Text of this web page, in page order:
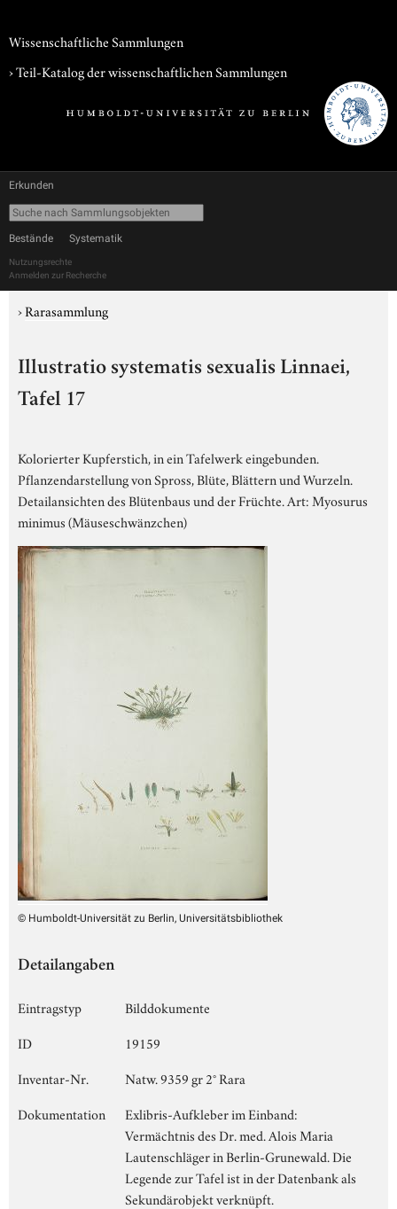
Wissenschaftliche Sammlungen
› Teil-Katalog der wissenschaftlichen Sammlungen
Erkunden
Bestände Systematik
Nutzungsrechte
Anmelden zur Recherche
›Rarasammlung
Illustratio systematis sexualis Linnaei,
Tafel 17
Kolorierter Kupferstich, in ein Tafelwerk eingebunden.
Pflanzendarstellung von Spross, Blüte, Blättern und Wurzeln.
Detailansichten des Blütenbaus und der Früchte. Art: Myosurus
minimus (Mäuseschwänzchen)
© Humboldt-Universität zu Berlin, Universitätsbibliothek
Detailangaben
Eintragstyp
Bilddokumente
ID
19159
Inventar-Nr.
Natw. 9359 gr 2° Rara
Dokumentation
Exlibris-Aufkleber im Einband:
Vermächtnis des Dr. med. Alois Maria
Lautenschläger in Berlin-Grunewald. Die
Legende zur Tafel ist in der Datenbank als
Sekundärobjekt verknüpft.